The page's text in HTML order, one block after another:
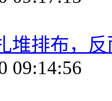
堆排布，
09:14:56